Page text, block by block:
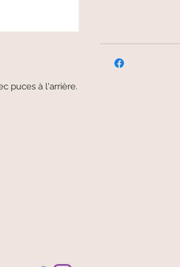
puces à l'arrière.